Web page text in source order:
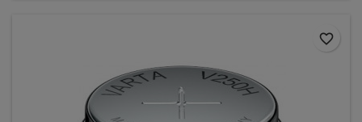
favorite_border